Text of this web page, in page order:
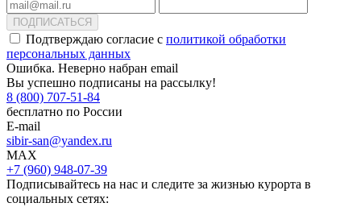
ПОДПИСАТЬСЯ
Подтверждаю согласие с политикой обработки
персональных данных
Ошибка. Неверно набран email
Вы успешно подписаны на рассылку!
8 (800) 707-51-84
бесплатно по России
E-mail
sibir-san@yandex.ru
MAX
+7 (960) 948-07-39
Подписывайтесь на нас и следите за жизнью курорта в
социальных сетях: